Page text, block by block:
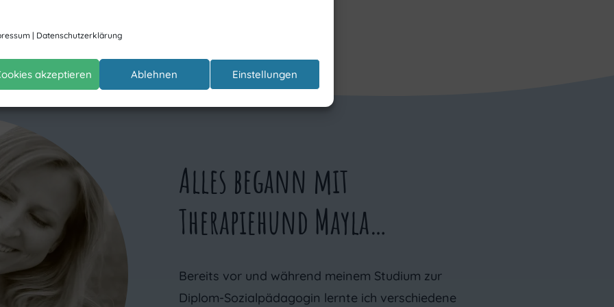
| Datenschutzerklärung
akzeptieren Ablehnen Einstellungen
Alles begann mit
Therapiehund Mayla…
Bereits vor und während meinem Studium zur
Diplom-Sozialpädagogin lernte ich verschiedene